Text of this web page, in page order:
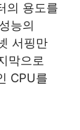
의 용도를
능의
서핑만
막으로
CPU를